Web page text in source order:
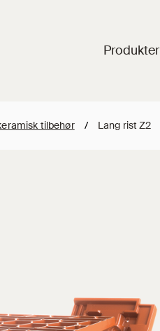
Produkter
tilbehør / Lang rist Z2